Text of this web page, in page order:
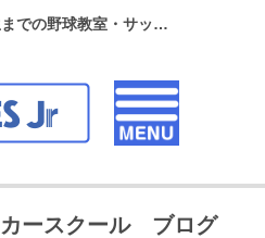
ルーキーズJr｜幼児から小学生までの野球教室・サッカースクール
ースクール ブログ